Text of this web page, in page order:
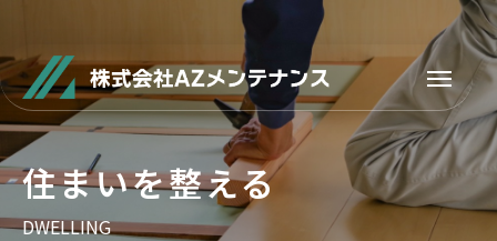
住まいを整える
DWELLING